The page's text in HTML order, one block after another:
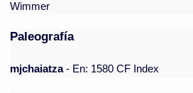
Wimmer
Paleografía
mjchaiatza- En: 1580 CF Index